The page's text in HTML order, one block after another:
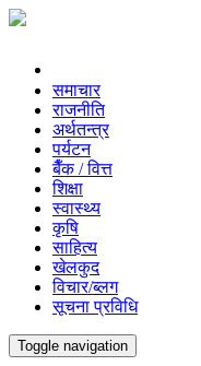
समाचार
राजनीति
अर्थतन्त्र
पर्यटन
बैँक / वित्त
शिक्षा
स्वास्थ्य
कृषि
साहित्य
खेलकुद
विचार/ब्लग
सूचना प्रविधि
Toggle navigation